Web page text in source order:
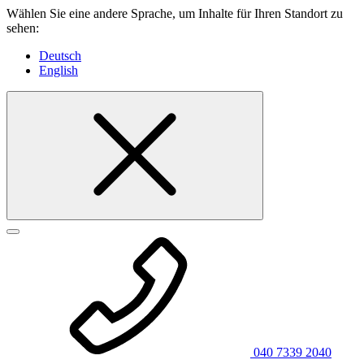
Wählen Sie eine andere Sprache, um Inhalte für Ihren Standort zu
sehen:
Deutsch
English
040 7339 2040